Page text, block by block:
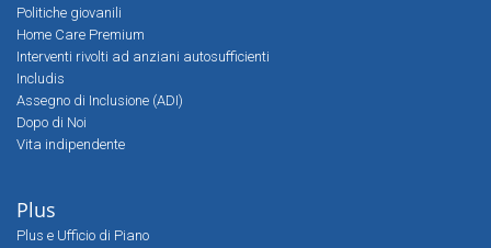
Politiche giovanili
Home Care Premium
Interventi rivolti ad anziani autosufficienti
Includis
Assegno di Inclusione (ADI)
Dopo di Noi
Vita indipendente
Plus
Plus e Ufficio di Piano